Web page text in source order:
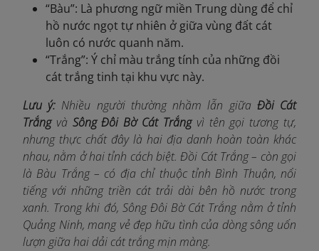
“Bàu”: Là phương ngữ miền Trung dùng để chỉ
hồ nước ngọt tự nhiên ở giữa vùng đất cát
luôn có nước quanh năm.
“Trắng”: Ý chỉ màu trắng tính của những đồi
cát trắng tinh tại khu vực này.
Lưu ý: Nhiều người thường nhầm lẫn giữa Đồi Cát
Trắngvà Sông Đôi Bờ Cát Trắngvì tên gọi tương tự,
nhưng thực chất đây là hai địa danh hoàn toàn khác
nhau, nằm ở hai tỉnh cách biệt. Đồi Cát Trắng – còn gọi
là Bàu Trắng – có địa chỉ thuộc tỉnh Bình Thuận, nổi
tiếng với những triền cát trải dài bên hồ nước trong
xanh. Trong khi đó, Sông Đôi Bờ Cát Trắng nằm ở tỉnh
Quảng Ninh, mang vẻ đẹp hữu tình của dòng sông uốn
lượn giữa hai dải cát trắng mịn màng.